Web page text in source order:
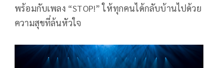
พร้อมกับเพลง “STOP!” ให้ทุกคนได้กลับบ้านไปด้วย
ความสุขที่ล้นหัวใจ